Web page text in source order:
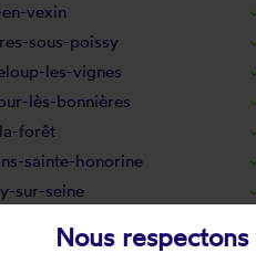
vexin
sous-poissy
les-vignes
lès-bonnières
forêt
sainte-honorine
sur-seine
Nous